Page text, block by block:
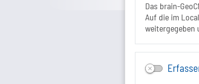
Das brain-
Auf die im
weitergegeben